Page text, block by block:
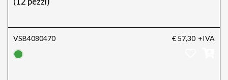
VSB4080470 € 57,30 +IVA